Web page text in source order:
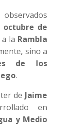
octubre de
la Rambla
sino a
de los
.
de Jaime
en
y Medio